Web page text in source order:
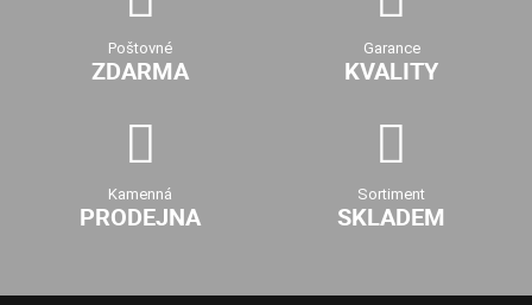
Poštovné
ZDARMA
Garance
KVALITY
Kamenná
PRODEJNA
Sortiment
SKLADEM